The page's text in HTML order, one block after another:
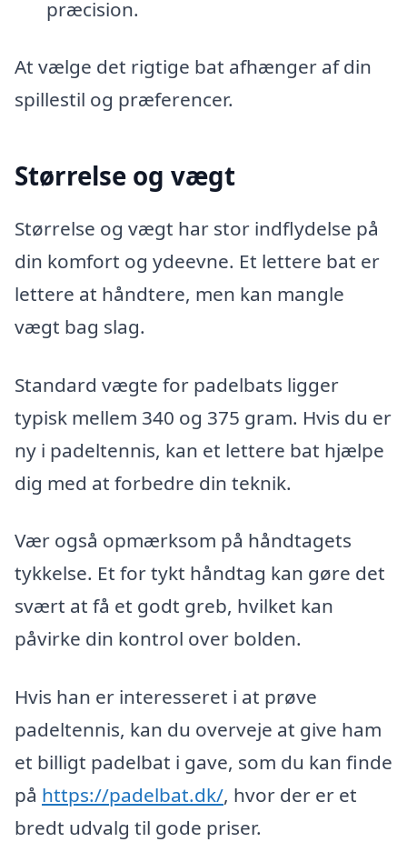
præcision.
At vælge det rigtige bat afhænger af din
spillestil og præferencer.
Størrelse og vægt
Størrelse og vægt har stor indflydelse på
din komfort og ydeevne. Et lettere bat er
lettere at håndtere, men kan mangle
vægt bag slag.
Standard vægte for padelbats ligger
typisk mellem 340 og 375 gram. Hvis du er
ny i padeltennis, kan et lettere bat hjælpe
dig med at forbedre din teknik.
Vær også opmærksom på håndtagets
tykkelse. Et for tykt håndtag kan gøre det
svært at få et godt greb, hvilket kan
påvirke din kontrol over bolden.
Hvis han er interesseret i at prøve
padeltennis, kan du overveje at give ham
et billigt padelbat i gave, som du kan finde
på https://padelbat.dk/, hvor der er et
bredt udvalg til gode priser.